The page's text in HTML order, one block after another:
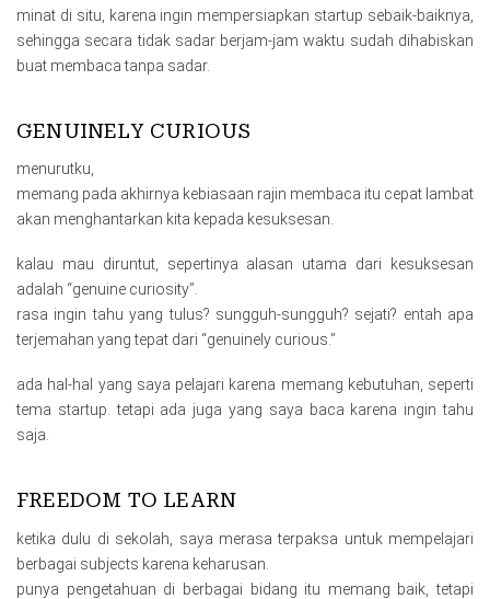
minat di situ, karena ingin mempersiapkan startup sebaik-baiknya,
sehingga secara tidak sadar berjam-jam waktu sudah dihabiskan
buat membaca tanpa sadar.
GENUINELY CURIOUS
menurutku,
memang pada akhirnya kebiasaan rajin membaca itu cepat lambat
akan menghantarkan kita kepada kesuksesan.
kalau mau diruntut, sepertinya alasan utama dari kesuksesan
adalah “genuine curiosity”.
rasa ingin tahu yang tulus? sungguh-sungguh? sejati? entah apa
terjemahan yang tepat dari “genuinely curious.”
ada hal-hal yang saya pelajari karena memang kebutuhan, seperti
tema startup. tetapi ada juga yang saya baca karena ingin tahu
saja.
FREEDOM TO LEARN
ketika dulu di sekolah, saya merasa terpaksa untuk mempelajari
berbagai subjects karena keharusan.
punya pengetahuan di berbagai bidang itu memang baik, tetapi